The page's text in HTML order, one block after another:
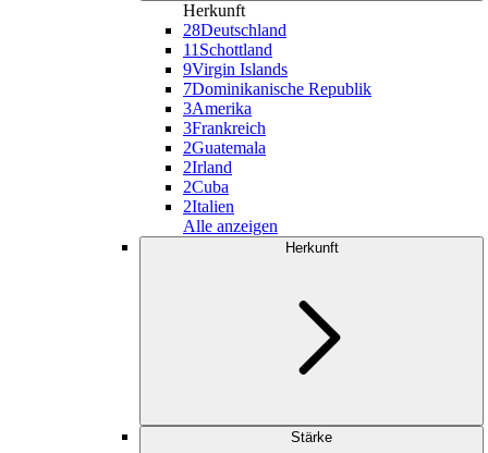
Herkunft
28Deutschland
11 Schottland
9Virgin Islands
7Dominikanische Republik
3Amerika
3Frankreich
2Guatemala
2Irland
2Cuba
2Italien
Alle anzeigen
Herkunft
Stärke